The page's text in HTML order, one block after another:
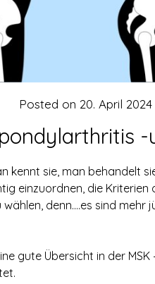
Posted on 20. April 2024
kennt sie, man behandelt
einzuordnen, die
denn….es sind mehr
gute Übersicht in der